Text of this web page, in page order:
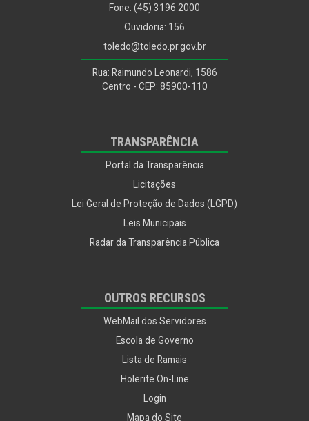
Fone: (45) 3196 2000
Ouvidoria: 156
toledo@toledo.pr.gov.br
Rua: Raimundo Leonardi, 1586
Centro - CEP: 85900-110
TRANSPARÊNCIA
Portal da Transparência
Licitações
Lei Geral de Proteção de Dados (LGPD)
Leis Municipais
Radar da Transparência Pública
OUTROS RECURSOS
WebMail dos Servidores
Escola de Governo
Lista de Ramais
Holerite On-Line
Login
Mapa do Site